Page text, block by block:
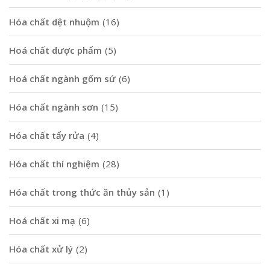
Hóa chất dệt nhuộm (16)
Hoá chất dược phẩm (5)
Hoá chất ngành gốm sứ (6)
Hóa chất ngành sơn (15)
Hóa chất tẩy rửa (4)
Hóa chất thí nghiệm (28)
Hóa chất trong thức ăn thủy sản (1)
Hoá chất xi mạ (6)
Hóa chất xử lý (2)